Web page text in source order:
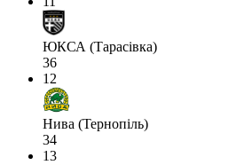
ЮКСА (Тарасівка)
36
12
Нива (Тернопіль)
34
13